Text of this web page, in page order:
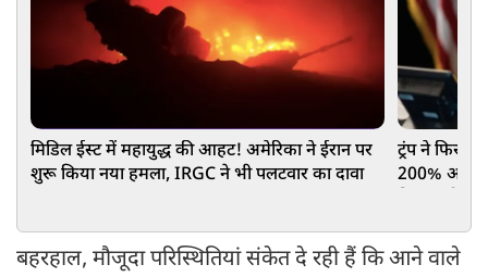
मिडिल ईस्ट में महायुद्ध की आहट! अमेरिका ने ईरान पर
शुरू किया नया हमला, IRGC ने भी पलटवार का दावा
ट्रंप ने फिर
200%
बहरहाल, मौजूदा परिस्थितियां संकेत दे रही हैं कि आने वाले